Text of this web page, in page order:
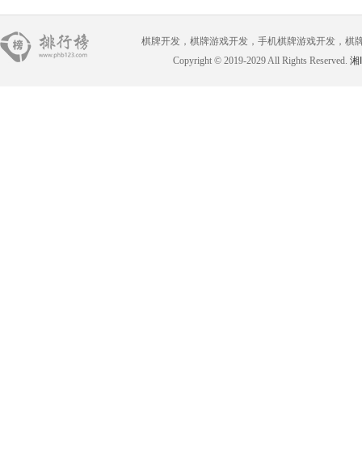
棋牌开发，棋牌游戏开发，手机棋牌游戏开发，棋
Copyright © 2019-2029 All Rights Reserved. 湘